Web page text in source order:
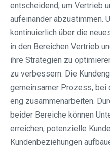
entscheidend, um Vertrieb
aufeinander abzustimmen.
kontinuierlich über die
in den Bereichen Vertrieb
ihre Strategien zu
zu verbessern. Die
gemeinsamer Prozess, bei
eng zusammenarbeiten.
beider Bereiche können
erreichen, potenzielle
Kundenbeziehungen